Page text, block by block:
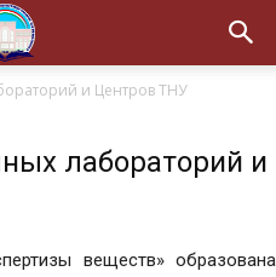
и Центров ТНУ
лабораторий и
веществ» образована